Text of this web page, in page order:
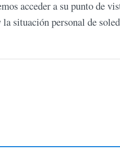
acceder a su punto de
situación personal de